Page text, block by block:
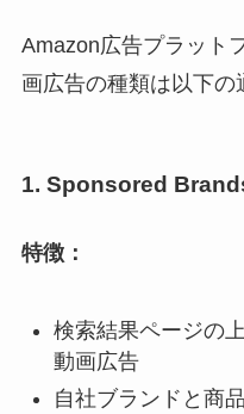
Amazon広告プラット
画広告の種類は以下の
1. Sponsored
特徴：
検索結果ページの
動画広告
自社ブランドと商